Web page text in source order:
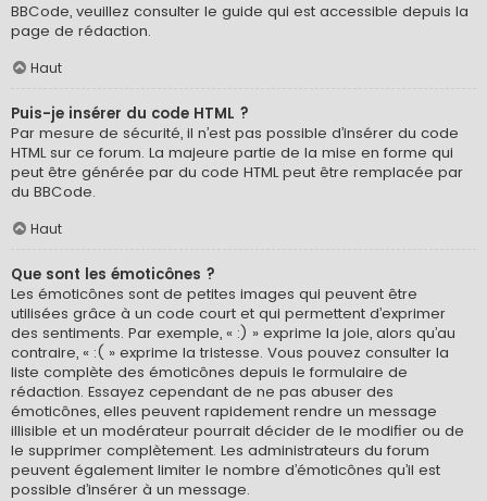
BBCode, veuillez consulter le guide qui est accessible depuis la
page de rédaction.
Haut
Puis-je insérer du code HTML ?
Par mesure de sécurité, il n’est pas possible d’insérer du code
HTML sur ce forum. La majeure partie de la mise en forme qui
peut être générée par du code HTML peut être remplacée par
du BBCode.
Haut
Que sont les émoticônes ?
Les émoticônes sont de petites images qui peuvent être
utilisées grâce à un code court et qui permettent d’exprimer
des sentiments. Par exemple, « :) » exprime la joie, alors qu’au
contraire, « :( » exprime la tristesse. Vous pouvez consulter la
liste complète des émoticônes depuis le formulaire de
rédaction. Essayez cependant de ne pas abuser des
émoticônes, elles peuvent rapidement rendre un message
illisible et un modérateur pourrait décider de le modifier ou de
le supprimer complètement. Les administrateurs du forum
peuvent également limiter le nombre d’émoticônes qu’il est
possible d’insérer à un message.